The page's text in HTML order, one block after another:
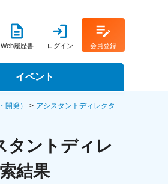
Web履歴書 ログイン 会員登録
イベント
・転職セミナー
動画
開発）
アシスタントディレクタ
タントディレ
結果